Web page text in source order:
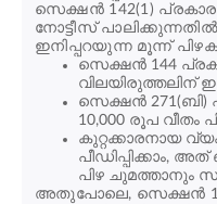
സെക്ഷൻ 142(1)
നോട്ടീസ്
ഇനിപ്പറയുന്ന മൂന്ന്
സെക്ഷൻ 144
വിലയിരുത്തലിന്
സെക്ഷൻ 271(ബി)
10,000 രൂപ വീതം
കുറ്റക്കാരനായ
പീഡിപ്പിക്കാം,
പിഴ ചുമത്താനും
അതുപോലെ, സെക്ഷൻ